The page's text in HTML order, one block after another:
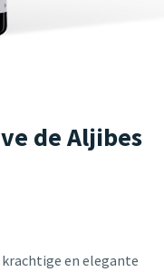
de Aljibes
krachtige en elegante